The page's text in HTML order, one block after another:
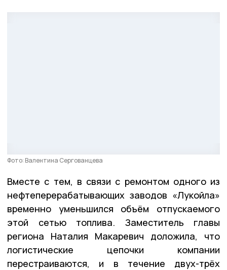
Фото: Валентина Сергованцева
Вместе с тем, в связи с ремонтом одного из
нефтеперерабатывающих заводов «Лукойла»
временно уменьшился объём отпускаемого
этой сетью топлива. Заместитель главы
региона Наталия Макаревич доложила, что
логистические цепочки компании
перестраиваются, и в течение двух-трёх